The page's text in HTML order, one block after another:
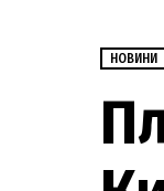
НОВИНИ